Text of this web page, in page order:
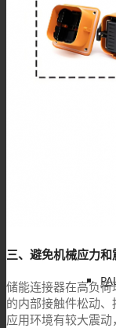
三、避免机械应力和
储能连接器在高负
的内部接触件松动
应用环境有较大震动